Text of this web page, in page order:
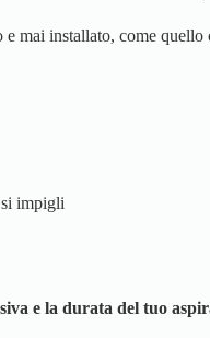
e mai installato, come
impigli
e la durata del tuo